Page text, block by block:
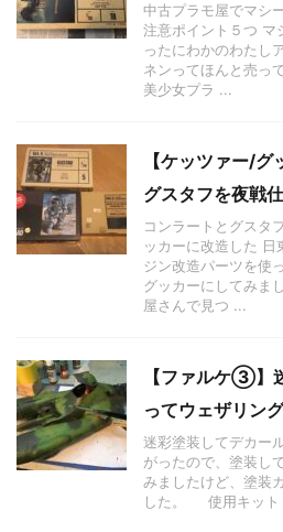
中古プラモ屋でマシ
注意ポイント５つ マ
ったにわかのわたし
ネンってほんと売っ
美少女プラ ...
【ケッツァー/
グスタフを夜戦
コンラートとグスタ
ッカーに改造した 日
ジン改造パーツを使
グッカーにしてみま
屋さんで見つ ...
【ファルケ③】
ってウェザリン
迷彩塗装してデカー
がったので、塗装し
みましたけど、塗装
した。 使用キット